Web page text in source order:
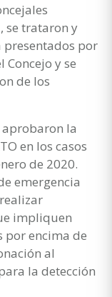
se trataron y
por
y se
de los
aprobaron la
en los casos
de 2020.
emergencia
impliquen
por encima de
al
la detección